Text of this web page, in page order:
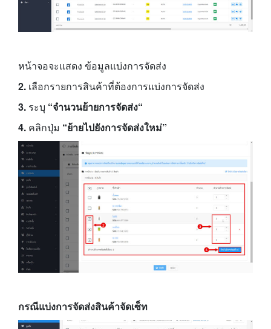
หน้าจอจะแสดง ข้อมูลแบ่งการจัดส่ง
2. เลือกรายการสินค้าที่ต้องการแบ่งการจัดส่ง
3. ระบุ “จำนวนย้ายการจัดส่ง“
4. คลิกปุ่ม “ย้ายไปยังการจัดส่งใหม่”
กรณีแบ่งการจัดส่งสินค้าจัดเซ็ท